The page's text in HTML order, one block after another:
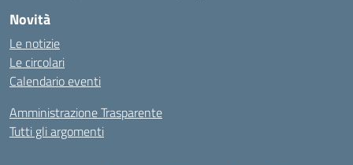
Novità
Le notizie
Le circolari
Calendario eventi
Amministrazione Trasparente
Tutti gli argomenti